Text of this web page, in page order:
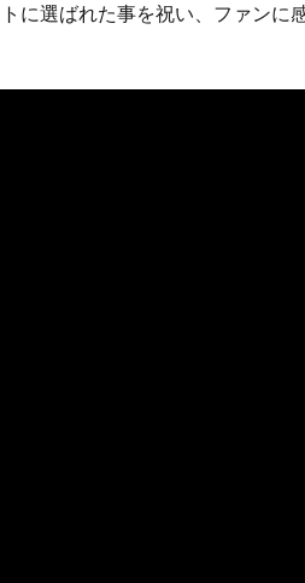
に選ばれた事を祝い、ファンに